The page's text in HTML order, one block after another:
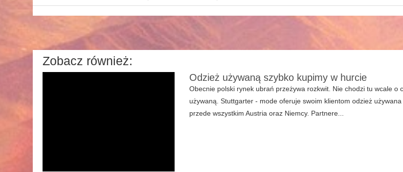
Zobacz również:
Odzież używaną szybko kupimy w hurcie
Obecnie polski rynek ubrań przeżywa rozkwit. Nie chodzi tu wcale
używaną. Stuttgarter - mode oferuje swoim klientom odzież
przede wszystkim Austria oraz Niemcy. Partnere...